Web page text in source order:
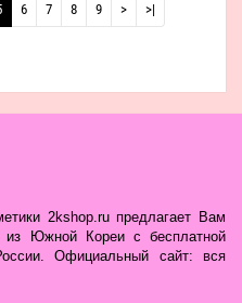
6 7 8 9 > >|
2kshop.ru предлагает Вам
из Южной Кореи с бесплатной
Официальный сайт: вся